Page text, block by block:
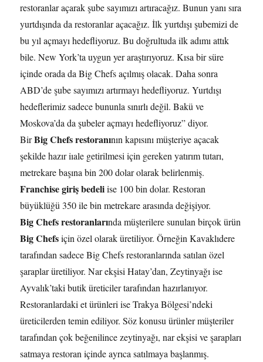
restoranlar açarak şube sayımızı artıracağız. Bunun yanı sıra
yurtdışında da restoranlar açacağız. İlk yurtdışı şubemizi de
bu yıl açmayı hedefliyoruz. Bu doğrultuda ilk adımı attık
bile. New York’ta uygun yer araştırıyoruz. Kısa bir süre
içinde orada da Big Chefs açılmış olacak. Daha sonra
ABD’de şube sayımızı artırmayı hedefliyoruz. Yurtdışı
hedeflerimiz sadece bununla sınırlı değil. Bakü ve
Moskova’da da şubeler açmayı hedefliyoruz” diyor.
BirBig Chefs restoranının kapısını müşteriye açacak
şekilde hazır iıale getirilmesi için gereken yatırım tutarı,
metrekare başına bin 200 dolar olarak belirlenmiş.
Franchise giriş bedeliise 100 bin dolar. Restoran
büyüklüğü 350 ile bin metrekare arasında değişiyor.
Big Chefs restoranlarında müşterilere sunulan birçok ürün
Big Chefsiçin özel olarak üretiliyor. Örneğin Kavaklıdere
tarafından sadece Big Chefs restoranlarında satılan özel
şaraplar üretiliyor. Nar ekşisi Hatay’dan, Zeytinyağı ise
Ayvalık’taki butik üreticiler tarafından hazırlanıyor.
Restoranlardaki et ürünleri ise Trakya Bölgesi’ndeki
üreticilerden temin ediliyor. Söz konusu ürünler müşteriler
tarafından çok beğenilince zeytinyağı, nar ekşisi ve şarapları
satmaya restoran içinde ayrıca satılmaya başlanmış.